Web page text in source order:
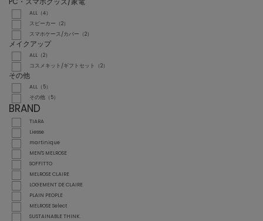
ALL（4）
スピーカー（2）
スマホケース/カバー（2）
メイクアップ
ALL（2）
コスメキット/ギフトセット（2）
その他
ALL（5）
その他（5）
BRAND
TIARA
Liesse
martinique
MEN'S MELROSE
SOFFITTO
MELROSE CLAIRE
LOGEMENT DE CLAIRE
PLAIN PEOPLE
MELROSE Select
SUSTAINABLE THINK.